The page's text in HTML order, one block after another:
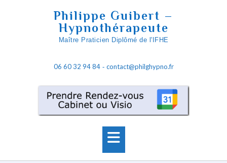
Philippe Guibert –
Hypnothérapeute
Maître Praticien Diplômé de l'IFHE
06 60 32 94 84- contact@philghypno.fr